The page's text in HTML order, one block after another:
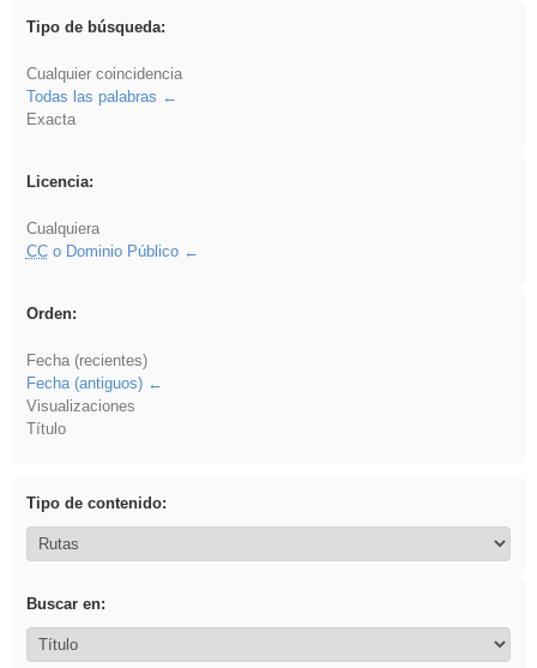
Tipo de búsqueda:
Cualquier coincidencia
Todas las palabras
Exacta
Licencia:
Cualquiera
CCo Dominio Público
Orden:
Fecha (recientes)
Fecha (antiguos)
Visualizaciones
Título
Tipo de contenido:
Buscar en: